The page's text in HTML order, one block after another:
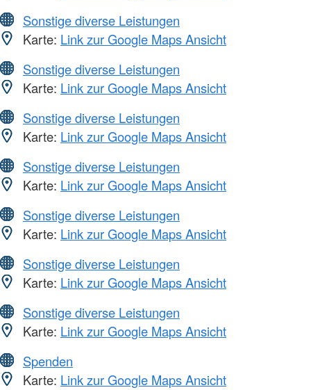
Sonstige diverse Leistungen
Karte: Link zur Google Maps Ansicht
Sonstige diverse Leistungen
Karte: Link zur Google Maps Ansicht
Sonstige diverse Leistungen
Karte: Link zur Google Maps Ansicht
Sonstige diverse Leistungen
Karte: Link zur Google Maps Ansicht
Sonstige diverse Leistungen
Karte: Link zur Google Maps Ansicht
Sonstige diverse Leistungen
Karte: Link zur Google Maps Ansicht
Sonstige diverse Leistungen
Karte: Link zur Google Maps Ansicht
Spenden
Karte: Link zur Google Maps Ansicht